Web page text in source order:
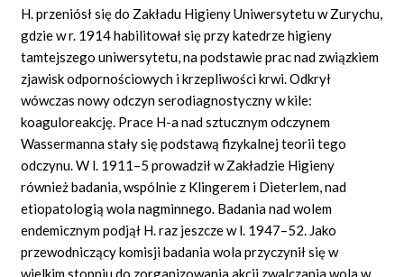
H. przeniósł się do Zakładu Higieny Uniwersytetu w Zurychu,
gdzie w r. 1914 habilitował się przy katedrze higieny
tamtejszego uniwersytetu, na podstawie prac nad związkiem
zjawisk odpornościowych i krzepliwości krwi. Odkrył
wówczas nowy odczyn serodiagnostyczny w kile:
koaguloreakcję. Prace H-a nad sztucznym odczynem
Wassermanna stały się podstawą fizykalnej teorii tego
odczynu. W l. 1911–5 prowadził w Zakładzie Higieny
również badania, wspólnie z Klingerem i Dieterlem, nad
etiopatologią wola nagminnego. Badania nad wolem
endemicznym podjął H. raz jeszcze w l. 1947–52. Jako
przewodniczący komisji badania wola przyczynił się w
wielkim stopniu do zorganizowania akcji zwalczania wola w